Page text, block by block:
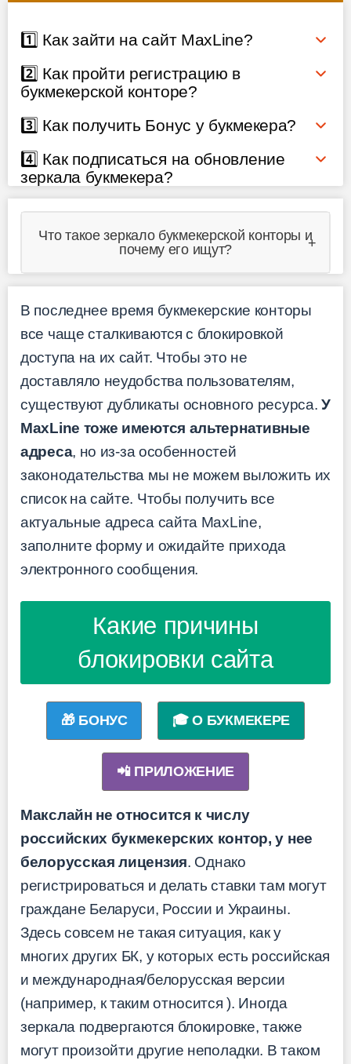
1️⃣ Как зайти на сайт MaxLine?
2️⃣ Как пройти регистрацию в
букмекерской конторе?
3️⃣ Как получить Бонус у букмекера?
4️⃣ Как подписаться на обновление
зеркала букмекера?
Что такое зеркало букмекерской конторы и
почему его ищут?
В последнее время букмекерские конторы
все чаще сталкиваются с блокировкой
доступа на их сайт. Чтобы это не
доставляло неудобства пользователям,
существуют дубликаты основного ресурса.У
MaxLine тоже имеются альтернативные
адреса, но из-за особенностей
законодательства мы не можем выложить их
список на сайте. Чтобы получить все
актуальные адреса сайта MaxLine,
заполните форму и ожидайте прихода
электронного сообщения.
Какие причины
блокировки сайта
🎁 БОНУС 🎓 О БУКМЕКЕРЕ
📲 ПРИЛОЖЕНИЕ
Макслайн не относится к числу
российских букмекерских контор, у нее
белорусская лицензия. Однако
регистрироваться и делать ставки там могут
граждане Беларуси, России и Украины.
Здесь совсем не такая ситуация, как у
многих других БК, у которых есть российская
и международная/белорусская версии
(например, к таким относится). Иногда
зеркала подвергаются блокировке, также
могут произойти другие неполадки. В таком